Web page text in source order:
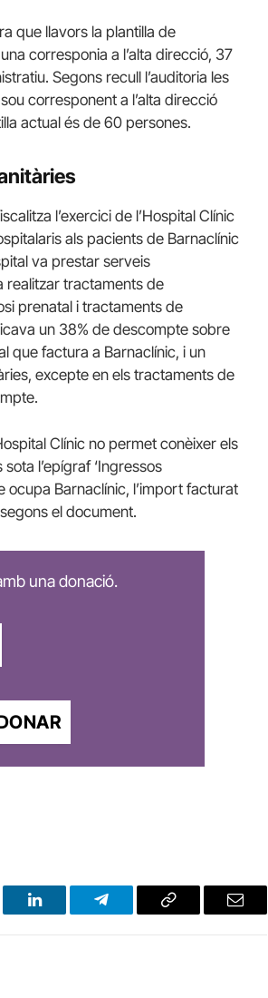
que llavors la plantilla de
corresponia a l’alta direcció, 37
Segons recull l’auditoria les
corresponent a l’alta direcció
actual és de 60 persones.
l’exercici de l’Hospital Clínic
als pacients de Barnaclínic
va prestar serveis
realitzar tractaments de
prenatal i tractaments de
un 38% de descompte sobre
que factura a Barnaclínic, i un
excepte en els tractaments de
Clínic no permet conèixer els
l’epígraf ‘Ingressos
ocupa Barnaclínic, l’import facturat
el document.
una donació.
LinkedIn Telegram Copy
Email